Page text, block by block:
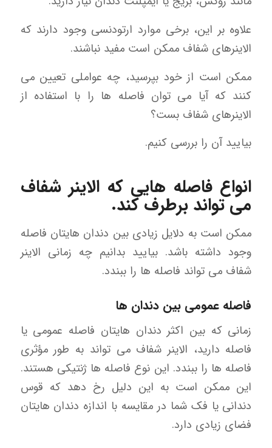
علاوه بر این، برخی موارد ارتودنسی وجود دارند که
الاینرهای شفاف ممکن است مفید نباشند.
ممکن است از خود بپرسید، چه عواملی تعیین می
کنند که آیا می توان فاصله ها را با استفاده از
الاینرهای شفاف بست؟
بیایید آن را بررسی کنیم.
انواع فاصله هایی که الاینر شفاف
می تواند برطرف کند.
ممکن است به دلایل زیادی بین دندان هایتان فاصله
وجود داشته باشد. بیایید بدانیم چه زمانی الاینر
شفاف می تواند فاصله ها را ببندد.
فاصله عمومی بین دندان ها
زمانی که بین اکثر دندان هایتان فاصله عمومی یا
فاصله دارید، الاینر شفاف می تواند به طور مؤثری
فاصله ها را ببندد. این نوع فاصله ها ژنتیکی هستند.
این ممکن است به این دلیل رخ دهد که قوس
دندانی یا فک شما در مقایسه با اندازه دندان هایتان
فضای زیادی دارد.